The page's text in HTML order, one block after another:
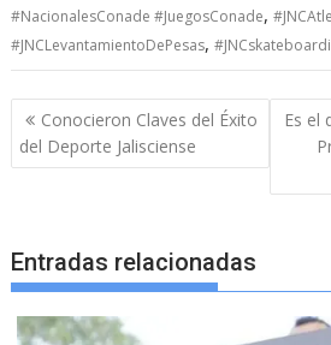
#NacionalesConade #JuegosConade,
#JNCLevantamientoDePesas,
Navegación
de
entradas
Conocieron Claves del Éxito
del Deporte Jalisciense
Es el
Entradas relacionadas